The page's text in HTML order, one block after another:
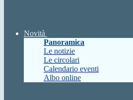
Novità
Panoramica
Le notizie
Le circolari
Calendario eventi
Albo online